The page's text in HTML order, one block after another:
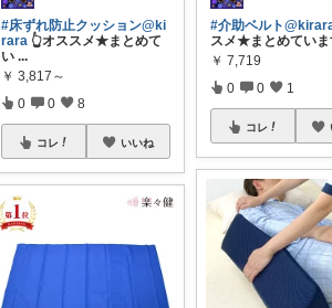
#床ずれ防止クッション@ki
rara 👆️オススメ★まとめて
い ...
￥ 3,817～
0 0 8
コレ いいね
#介助ベルト
スメ★まとめてい
￥ 7,719
0 0 1
コレ